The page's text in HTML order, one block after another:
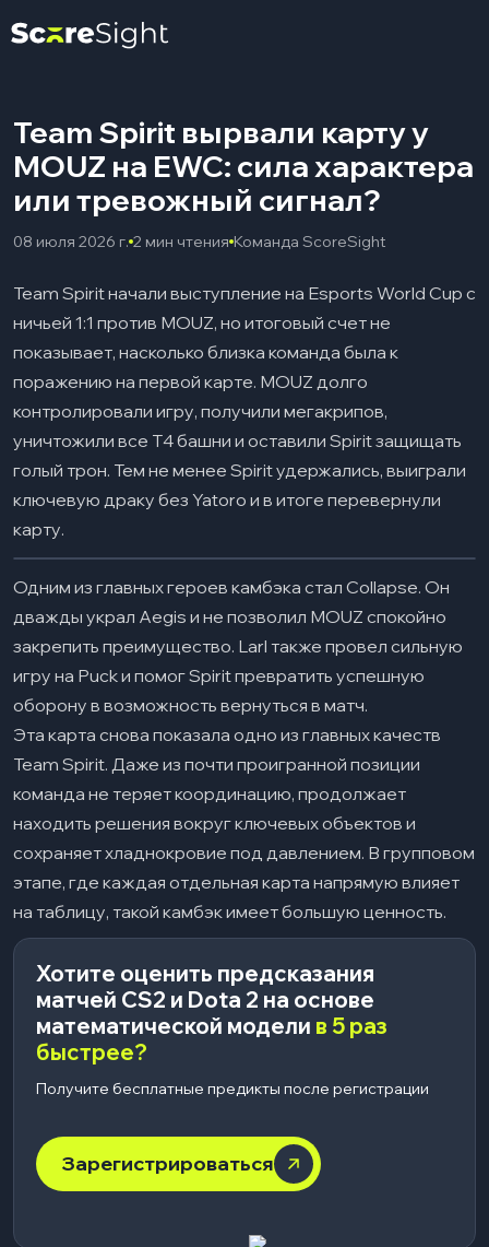
Team Spirit вырвали карту у
MOUZ на EWC: сила характера
или тревожный сигнал?
08 июля 2026 г. 2 мин чтения Команда ScoreSight
Team Spirit начали выступление на Esports World Cup с
ничьей 1:1 против MOUZ, но итоговый счет не
показывает, насколько близка команда была к
поражению на первой карте. MOUZ долго
контролировали игру, получили мегакрипов,
уничтожили все Т4 башни и оставили Spirit защищать
голый трон. Тем не менее Spirit удержались, выиграли
ключевую драку без Yatoro и в итоге перевернули
карту.
Одним из главных героев камбэка стал Collapse. Он
дважды украл Aegis и не позволил MOUZ спокойно
закрепить преимущество. Larl также провел сильную
игру на Puck и помог Spirit превратить успешную
оборону в возможность вернуться в матч.
Эта карта снова показала одно из главных качеств
Team Spirit. Даже из почти проигранной позиции
команда не теряет координацию, продолжает
находить решения вокруг ключевых объектов и
сохраняет хладнокровие под давлением. В групповом
этапе, где каждая отдельная карта напрямую влияет
на таблицу, такой камбэк имеет большую ценность.
Хотите оценить предсказания
матчей CS2 и Dota 2 на основе
математической модели в 5 раз
быстрее?
Получите бесплатные предикты после регистрации
Зарегистрироваться